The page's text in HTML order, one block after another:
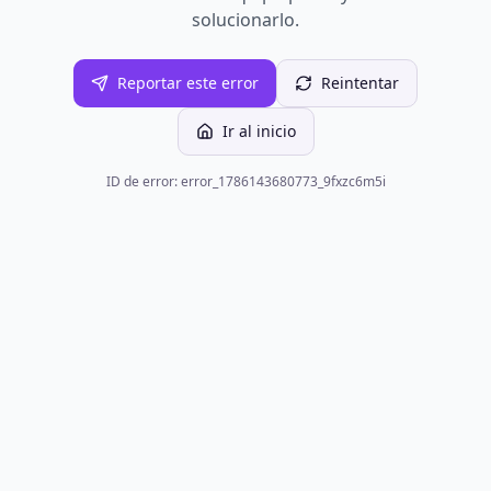
solucionarlo.
Reportar este error Reintentar
Ir al inicio
ID de error: error_1786143680773_9fxzc6m5i